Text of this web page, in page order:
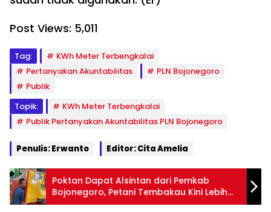
Post Views: 5,011
Tag:
KWh Meter Terbengkalai
Pertanyakan Akuntabilitas
PLN Bojonegoro
Publik
Topik:
KWh Meter Terbengkalai
Publik Pertanyakan Akuntabilitas PLN Bojonegoro
Penulis: Erwanto Editor: Cita Amelia
Poktan Dapat Alsintan dari Pemkab
Bojonegoro, Petani Tembakau Kini Lebih
Efisien